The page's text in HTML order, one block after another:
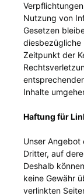
Nutzung von
Gesetzen
diesbezügliche
Zeitpunkt der
Inhalte
Haftung für
Unser Angebot
Dritter, auf
Deshalb
keine Gewähr
verlinkten